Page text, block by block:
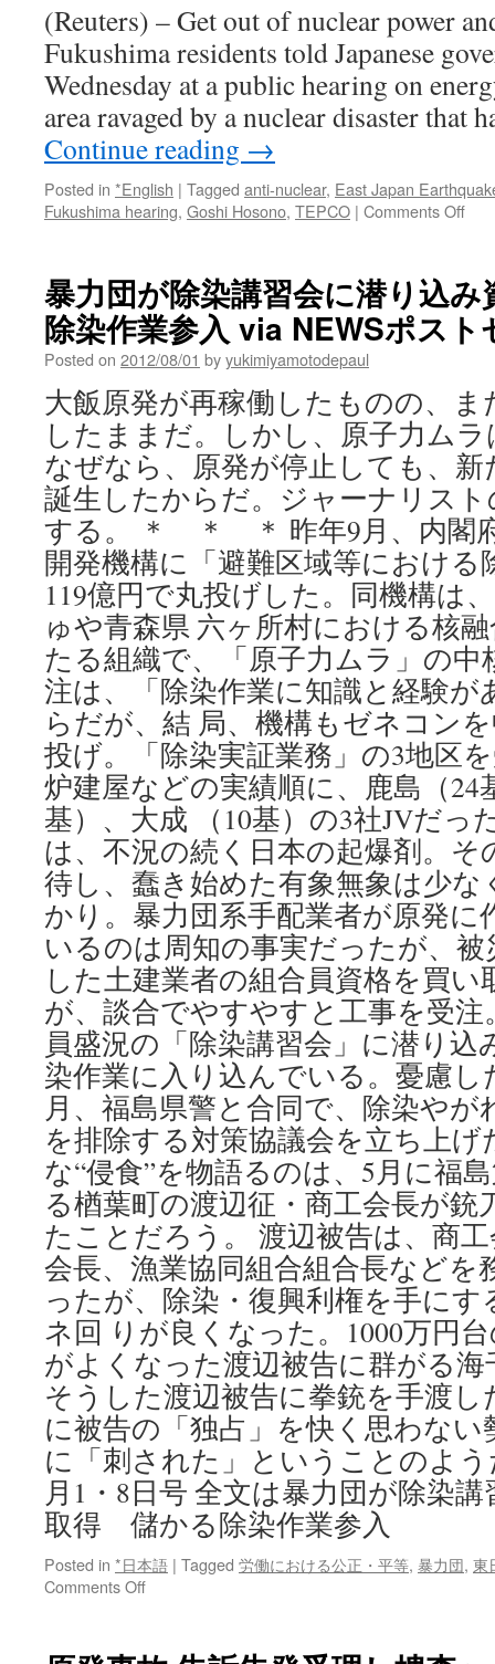
(Reuters) – Get out of nuclear power
Fukushima residents told Japanese
Wednesday at a public hearing on
area ravaged by a nuclear disaster that
Continue reading →
Posted in *English | Tagged anti-nuclear, East Japan
Fukushima hearing, Goshi Hosono, TEPCO | Comments Offon
say
“no”
to
via
暴力団が除染講習会に潜り込
除染作業参入 via NEWSポスト
Posted on 2012/08/01 byyukimiyamotodepaul
大飯原発が再稼働したものの、
したままだ。しかし、原子力ム
なぜなら、原発が停止しても、
誕生したからだ。ジャーナリス
する。 ＊ ＊ ＊ 昨年9月、内閣
開発機構に「避難区域等における
119億円で丸投げした。同機構は
ゅや青森県 六ヶ所村における核
たる組織で、「原子力ムラ」の
注は、「除染作業に知識と経験が
らだが、結 局、機構もゼネコン
投げ。「除染実証業務」の3地区
炉建屋などの実績順に、鹿島（24
基）、大成 （10基）の3社JVだっ
は、不況の続く日本の起爆剤。
待し、蠢き始めた有象無象は少
かり。暴力団系手配業者が原発に
いるのは周知の事実だったが、
した土建業者の組合員資格を買い
が、談合でやすやすと工事を受
員盛況の「除染講習会」に潜り込
染作業に入り込んでいる。憂慮し
月、福島県警と合同で、除染や
を排除する対策協議会を立ち上げ
な“侵食”を物語るのは、5月に福
る楢葉町の渡辺征・商工会長が銃
たことだろう。 渡辺被告は、商
会長、漁業協同組合組合長などを
ったが、除染・復興利権を手に
ネ回 りが良くなった。1000万円
がよくなった渡辺被告に群がる
そうした渡辺被告に拳銃を手渡
に被告の「独占」を快く思わな
に「刺された」ということのよう
月1・8日号 全文は暴力団が除染
取得 儲かる除染作業参入
Posted in *日本語 | Tagged 労働における公正・平等, 暴力団, 東
Comments Offon
団